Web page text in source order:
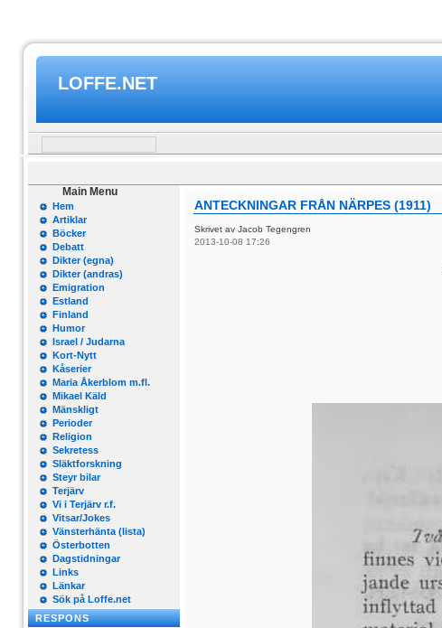
LOFFE.NET
Main Menu
Hem
Artiklar
Böcker
Debatt
Dikter (egna)
Dikter (andras)
Emigration
Estland
Finland
Humor
Israel / Judarna
Kort-Nytt
Kåserier
Maria Åkerblom m.fl.
Mikael Käld
Mänskligt
Perioder
Religion
Sekretess
Släktforskning
Steyr bilar
Terjärv
Vi i Terjärv r.f.
Vitsar/Jokes
Vänsterhänta (lista)
Österbotten
Dagstidningar
Links
Länkar
Sök på Loffe.net
RESPONS
ANTECKNINGAR FRÅN NÄRPES (1911)
Skrivet av Jacob Tegengren
2013-10-08 17:26